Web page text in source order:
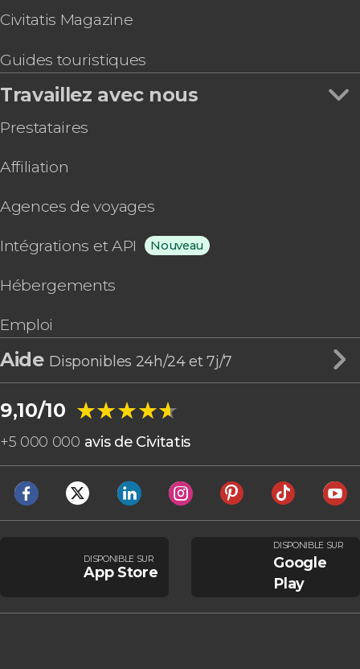
Civitatis Magazine
Guides touristiques
Travaillez avec nous
Prestataires
Affiliation
Agences de voyages
Intégrations et API Nouveau
Hébergements
Emploi
Aide Disponibles 24h/24 et 7j/7
9,10/10 ★★★★★
★★★★★
+5 000 000 avis de Civitatis
DISPONIBLE SUR
App Store
DISPONIBLE SUR
Google
Play